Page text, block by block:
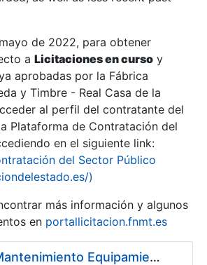
de 2022, para obtener
a Licitaciones en curso y
aprobadas por la Fábrica
y Timbre - Real Casa de la
al perfil del contratante del
Plataforma de Contratación del
en el siguiente link:
del Sector Público
)
más información y algunos
en portallicitacion.fnmt.es
Servicio de Mantenimiento Equipamiento ORACLE en CERES periodo 2019-2020